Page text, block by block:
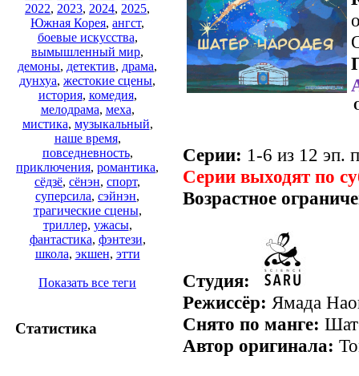
2022, 2023, 2024, 2025,
Южная Корея, ангст,
боевые искусства,
вымышленный мир,
демоны, детектив, драма,
дунхуа, жестокие сцены,
история, комедия,
мелодрама, меха,
мистика, музыкальный,
наше время,
повседневность,
приключения, романтика,
сёдзё, сёнэн, спорт,
суперсила, сэйнэн,
трагические сцены,
триллер, ужасы,
фантастика, фэнтези,
школа, экшен, этти
Показать все теги
Статистика
Серии: 1-6 из 12 эп.
Серии выходят по
Возрастное
Студия:
Режиссёр: Ямада
Снято по манге:
Автор оригинала: